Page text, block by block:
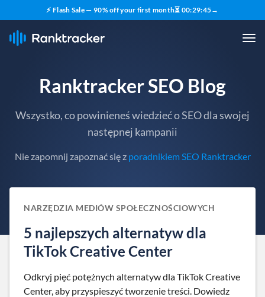
⚡ Flash Sale — 90% off your first month⏳ 00:29:43→
Ranktracker SEO Blog
Wszystko, co powinieneś wiedzieć o SEO dla swojej
następnej kampanii
Nie zapomnij zapoznać się z poradnikiem SEO Ranktracker
NARZĘDZIA MEDIÓW SPOŁECZNOŚCIOWYCH
5 najlepszych alternatyw dla
TikTok Creative Center
Odkryj pięć potężnych alternatyw dla TikTok Creative
Center, aby przyspieszyć tworzenie treści. Dowiedz